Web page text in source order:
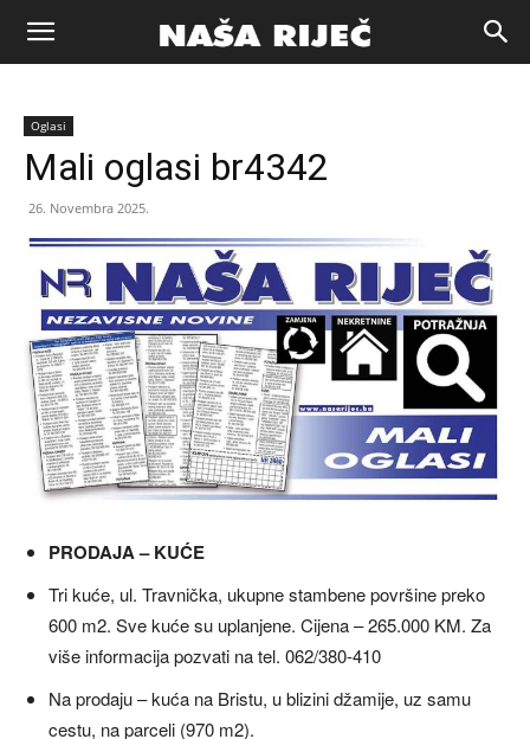
Naša
riječ
Zenica
Oglasi
Mali oglasi br4342
26. Novembra 2025.
PRODAJA – KUĆE
Tri kuće, ul. Travnička, ukupne stambene površine preko
600 m2. Sve kuće su uplanjene. Cijena – 265.000 KM. Za
više informacija pozvati na tel. 062/380-410
Na prodaju – kuća na Bristu, u blizini džamije, uz samu
cestu, na parceli (970 m2).